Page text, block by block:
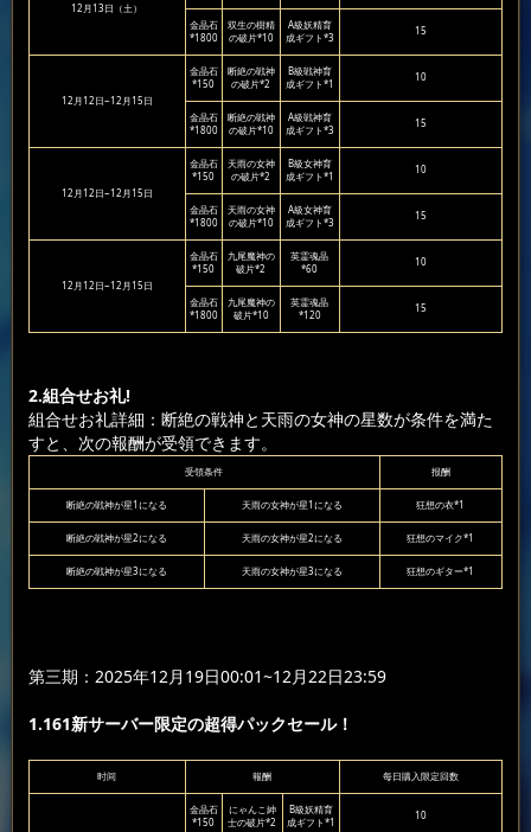
12月13日（土）
金晶石
*1800
双生の樹精
の破片*10
A級妖精育
成ギフト*3
15
12月12日~12月15日
金晶石
*150
断絶の戦神
の破片*2
B級戦神育
成ギフト*1
10
金晶石
*1800
断絶の戦神
の破片*10
A級戦神育
成ギフト*3
15
12月12日~12月15日
金晶石
*150
天雨の女神
の破片*2
B級女神育
成ギフト*1
10
金晶石
*1800
天雨の女神
の破片*10
A級女神育
成ギフト*3
15
12月12日~12月15日
金晶石
*150
九尾魔神の
破片*2
英霊魂晶
*60
10
金晶石
*1800
九尾魔神の
破片*10
英霊魂晶
*120
15
2.組合せお礼!
組合せお礼詳細：断絶の戦神と天雨の女神の星数が条件を満た
すと、次の報酬が受領できます。
受領条件 报酬
断絶の戦神が星1になる 天雨の女神が星1になる 狂想の衣*1
断絶の戦神が星2になる 天雨の女神が星2になる 狂想のマイク*1
断絶の戦神が星3になる 天雨の女神が星3になる 狂想のギター*1
第三期：2025年12月19日00:01~12月22日23:59
1.161新サーバー限定の超得パックセール！
时间 報酬 每日購入限定回数
金晶石
*150
にゃんこ紳
士の破片*2
B級妖精育
成ギフト*1
10